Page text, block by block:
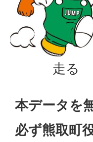
走る
本データを
必ず熊取町